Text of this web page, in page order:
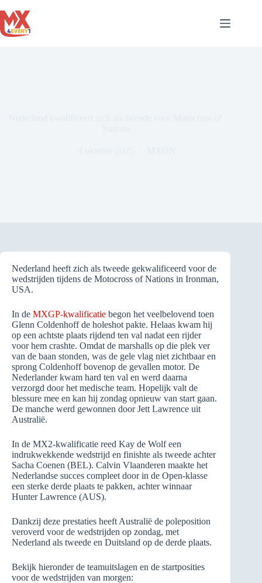
naar
de
inhoud
Nederland heeft zich als tweede gekwalificeerd voor de
wedstrijden tijdens de Motocross of Nations in Ironman,
USA.
In de MXGP-kwalificatie begon het veelbelovend toen
Glenn Coldenhoff de holeshot pakte. Helaas kwam hij
op een achtste plaats rijdend ten val nadat een rijder
voor hem crashte. Omdat de marshalls op die plek ver
van de baan stonden, was de gele vlag niet zichtbaar en
sprong Coldenhoff bovenop de gevallen motor. De
Nederlander kwam hard ten val en werd daarna
verzorgd door het medische team. Hopelijk valt de
blessure mee en kan hij zondag opnieuw van start gaan.
De manche werd gewonnen door Jett Lawrence uit
Australië.
In de MX2-kwalificatie reed Kay de Wolf een
indrukwekkende wedstrijd en finishte als tweede achter
Sacha Coenen (BEL). Calvin Vlaanderen maakte het
Nederlandse succes compleet door in de Open-klasse
een sterke derde plaats te pakken, achter winnaar
Hunter Lawrence (AUS).
Dankzij deze prestaties heeft Australië de poleposition
veroverd voor de wedstrijden op zondag, met
Nederland als tweede en Duitsland op de derde plaats.
Bekijk hieronder de teamuitslagen en de startposities
voor de wedstrijden van morgen: